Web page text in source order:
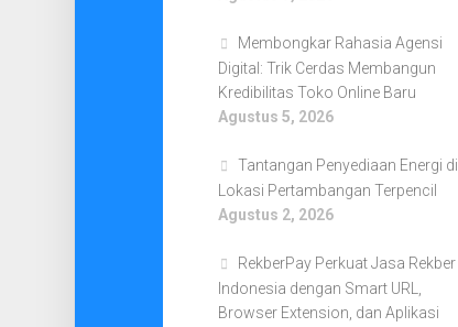
Membongkar Rahasia Agensi
Digital: Trik Cerdas Membangun
Kredibilitas Toko Online Baru
Agustus 5, 2026
Tantangan Penyediaan Energi di
Lokasi Pertambangan Terpencil
Agustus 2, 2026
RekberPay Perkuat Jasa Rekber
Indonesia dengan Smart URL,
Browser Extension, dan Aplikasi